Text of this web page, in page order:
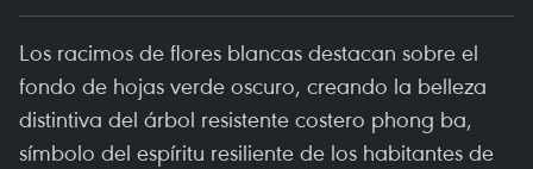
Los racimos de flores blancas destacan sobre el
fondo de hojas verde oscuro, creando la belleza
distintiva del árbol resistente costero phong ba,
símbolo del espíritu resiliente de los habitantes de